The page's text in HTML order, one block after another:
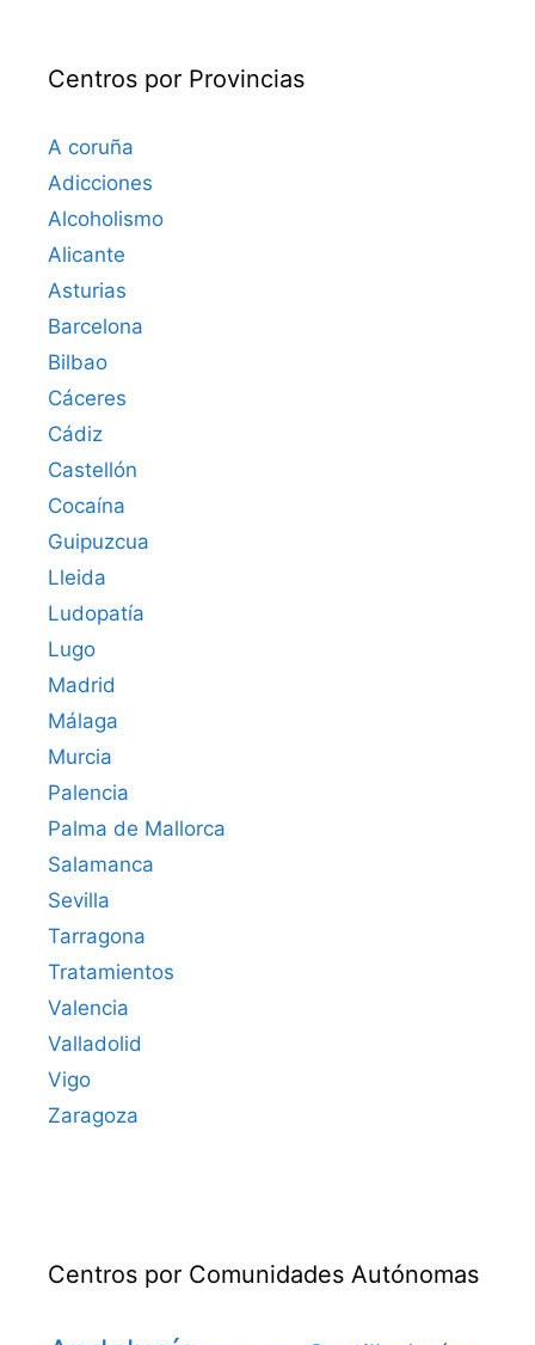
Centros por Provincias
A coruña
Adicciones
Alcoholismo
Alicante
Asturias
Barcelona
Bilbao
Cáceres‎
Cádiz
Castellón
Cocaína
Guipuzcua
Lleida
Ludopatía
Lugo
Madrid
Málaga
Murcia
Palencia
Palma de Mallorca
Salamanca
Sevilla
Tarragona
Tratamientos
Valencia
Valladolid
Vigo
Zaragoza
Centros por Comunidades Autónomas